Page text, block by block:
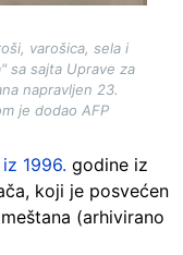
varošica, sela i
sa sajta Uprave za
napravljen 23.
je dodao AFP
1996. godine iz
koji je posvećen
(arhivirano